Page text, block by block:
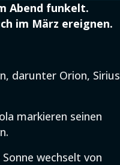
Abend funkelt.
im März ereignen.
darunter Orion, Sirius
markieren seinen
wechselt von